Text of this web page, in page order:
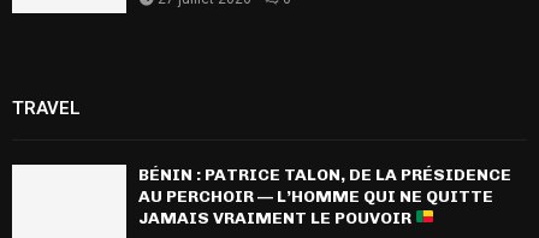
TRAVEL
BÉNIN : PATRICE TALON, DE LA PRÉSIDENCE
AU PERCHOIR — L’HOMME QUI NE QUITTE
JAMAIS VRAIMENT LE POUVOIR